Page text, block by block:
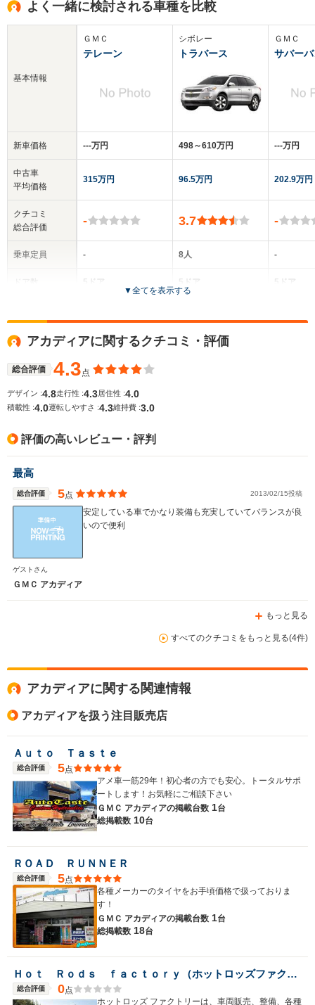
よく一緒に検討される車種を比較
基本情報
新車価格
中古車
平均価格
クチコミ
総合評価
乗車定員
サイズ
(全長x全幅x全高)
WLTCモード
燃費
ＧＭＣ
テレーン
‐‐‐万円
315万円
-
-
5ドア
全高
-m
-m
シボレー
トラバース
498～610万円
96.5万円
3.7
8人
5ドア
全高
FF、4WD
ＧＭＣ
サバー
‐‐‐万円
202.9万円
-
-
5ドア
5700～
FR、4WD
▼全てを表示する
アカディアに関するクチコミ・評価
総合評価 4.3点
デザイン :4.8走行性 :4.3 居住性 :4.0
積載性 :4.0運転しやすさ :4.3維持費 :3.0
評価の高いレビュー・評判
最高
総合評価 5点 2013/02/15投稿
安定している車でかなり装備も充実していてバランスが良
いので便利
ゲストさん
ＧＭＣ アカディア
もっと見る
すべてのクチコミをもっと見る(4件)
アカディアに関する関連情報
アカディアを扱う注目販売店
Ａｕｔｏ Ｔａｓｔｅ
総合評価 5点
アメ車一筋29年！初心者の方でも安心。トータルサポ
ートします！お気軽にご相談下さい
ＧＭＣ アカディアの掲載台数 1台
総掲載数 10台
ＲＯＡＤ ＲＵＮＮＥＲ
総合評価 5点
各種メーカーのタイヤをお手頃価格で扱っておりま
す！
ＧＭＣ アカディアの掲載台数 1台
総掲載数 18台
Ｈｏｔ Ｒｏｄｓ ｆａｃｔｏｒｙ（ホットロッズファクトリー）
総合評価 0点
ホットロッズ ファクトリーは、車両販売、整備、各種